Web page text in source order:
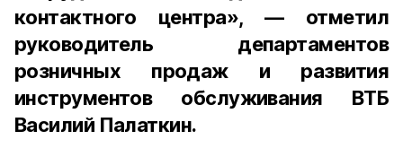
контактного центра», — отметил
руководитель департаментов
розничных продаж и развития
инструментов обслуживания ВТБ
Василий Палаткин.